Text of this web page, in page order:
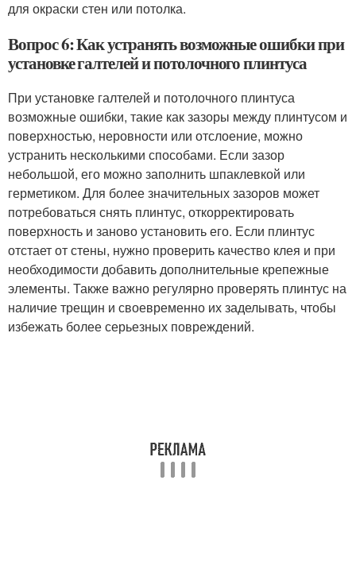
для окраски стен или потолка.
Вопрос 6: Как устранять возможные ошибки при
установке галтелей и потолочного плинтуса
При установке галтелей и потолочного плинтуса
возможные ошибки, такие как зазоры между плинтусом и
поверхностью, неровности или отслоение, можно
устранить несколькими способами. Если зазор
небольшой, его можно заполнить шпаклевкой или
герметиком. Для более значительных зазоров может
потребоваться снять плинтус, откорректировать
поверхность и заново установить его. Если плинтус
отстает от стены, нужно проверить качество клея и при
необходимости добавить дополнительные крепежные
элементы. Также важно регулярно проверять плинтус на
наличие трещин и своевременно их заделывать, чтобы
избежать более серьезных повреждений.